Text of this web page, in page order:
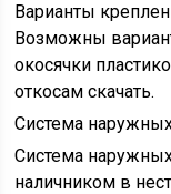
Варианты
Возможны
окосячки
откосам скачать.
Система
Система
наличником в